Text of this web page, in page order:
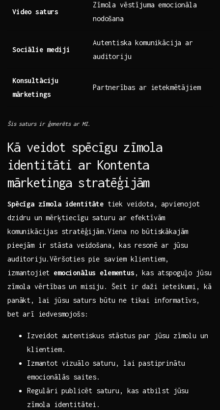
Video saturs
Zīmola‌ vēstījuma emocionāla
nodošana
Sociālie⁢ mediji
Autentiska komunikācija ar
auditoriju
Konsultāciju
mārketings
Partnerības‌ ar ietekmētājiem
Šis saturs ir ģenerēts⁣ ar MI.
Kā veidot spēcīgu zīmola
identitāti ar ⁢Kontenta
mārketinga stratēģijām
Spēcīga zīmola identitāte ⁢tiek ⁤veidota, apvienojot
dzidru⁢ un mērķtiecīgu saturu ar efektīvām
komunikācijas ⁤stratēģijām.Viena no ‍būtiskākajām⁤
pieejām ir ⁢stāsta‌ veidošana, kas ⁣resonē ⁣ar jūsu‌
auditoriju.Vēršoties pie saviem⁣ klientiem,
izmantojiet‍ emocionālus elementus , kas ⁣atspoguļo jūsu
zīmola vērtības un misiju. Šeit ir daži ieteikumi,⁢ kā
panākt, lai jūsu‌ saturs būtu ne tikai informatīvs,
bet arī⁤ iedvesmojošs:
Izveidot autentiskus stāstus par jūsu zīmolu un
klientiem.
Izmantot vizuālo saturu, lai pastiprinātu ​
emocionālās‍ saites.
Regulāri ⁣publicēt saturu, kas atbilst jūsu⁣
zīmola identitātei.